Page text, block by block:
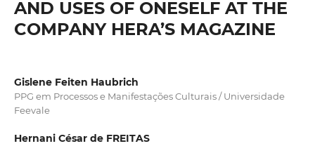
AND USES OF ONESELF AT THE
COMPANY HERA’S MAGAZINE
Gislene Feiten Haubrich
PPG em Processos e Manifestações Culturais / Universidade
Feevale
Hernani César de FREITAS